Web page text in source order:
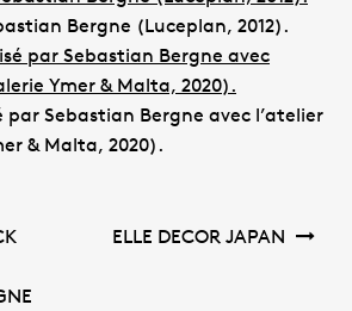
Bergne (Luceplan, 2012).
par Sebastian Bergne avec l’atelier
& Malta, 2020).
ELLE DECOR JAPAN